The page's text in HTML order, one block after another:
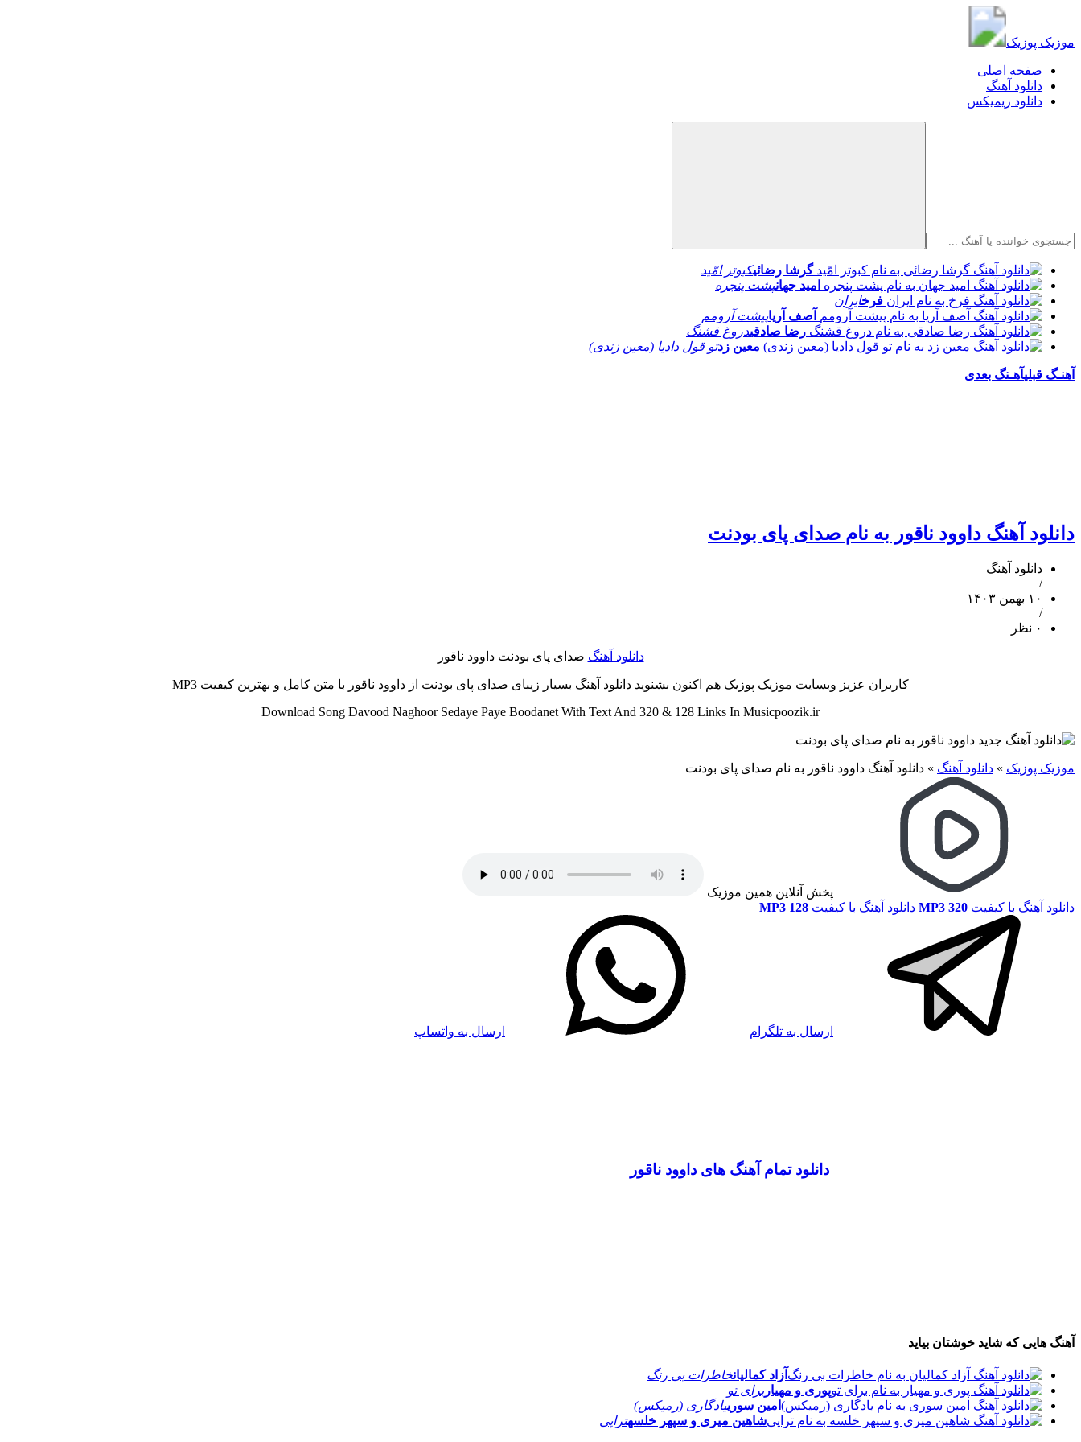
موزیک پوزیک
صفحه اصلی
دانلود آهنگ
دانلود ریمیکس
گرشا رضائیکبوتر امّید
امید جهانپشت پنجره
فرخایران
آصف آریاپیشت آرومم
رضا صادقیدروغ قشنگ
معین زدتو قول دادیا (معین زندی)
آهنـگ قبلیآهـنگ بعدی
دانلود آهنگ داوود ناقور به نام صدای پای بودنت
دانلود آهنگ
/
۱۰ بهمن ۱۴۰۳
/
۰ نظر
دانلود آهنگ صدای پای بودنت داوود ناقور
کاربران عزیز وبسایت موزیک پوزیک هم اکنون بشنوید دانلود آهنگ بسیار زیبای صدای پای بودنت از داوود ناقور با متن کامل و بهترین کیفیت MP3
Download Song Davood Naghoor Sedaye Paye Boodanet With Text And 320 & 128 Links In Musicpoozik.ir
موزیک پوزیک » دانلود آهنگ » دانلود آهنگ داوود ناقور به نام صدای پای بودنت
پخش آنلاین همین موزیک
دانلود آهنگ با کیفیت MP3 320 دانلود آهنگ با کیفیت MP3 128
ارسال به تلگرام ارسال به واتساپ
دانلود تمام آهنگ های داوود ناقور
آهنگ هایی که شاید خوشتان بیاید
آزاد کمالیانخاطرات بی رنگ
پوری و مهیاربرای تو
امین سورییادگاری (رمیکس)
شاهین میری و سپهر خلسهتراپی